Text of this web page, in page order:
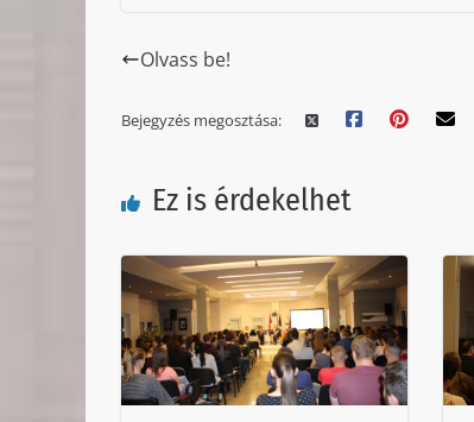
Olvass be!
Bejegyzés megosztása:
Ez is érdekelhet